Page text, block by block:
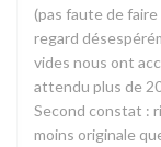
(pas faute de
regard
vides nous ont
attendu plus de
Second constat :
moins originale